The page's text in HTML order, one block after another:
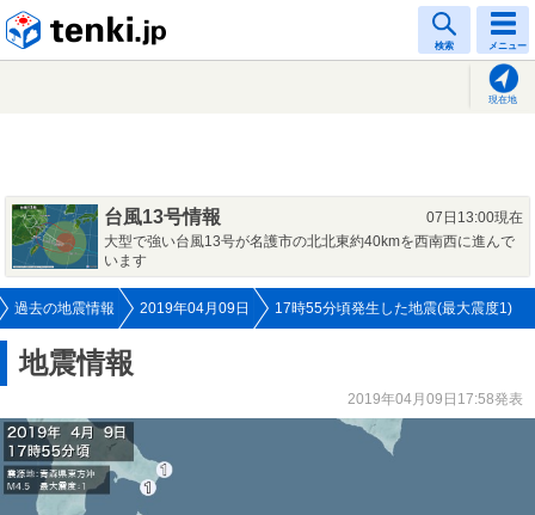
検索 メニュー
現在地
台風13号情報
07日13:00現在
大型で強い台風13号が名護市の北北東約40kmを西南西に進んで
います
過去の地震情報 2019年04月09日 17時55分頃発生した地震(最大震度1)
地震情報
2019年04月09日17:58発表